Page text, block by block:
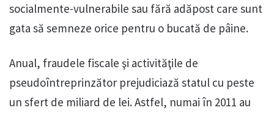
socialmente-vulnerabile sau fără adăpost care sunt
gata să semneze orice pentru o bucată de pâine.
Anual, fraudele fiscale şi activităţile de
pseudoîntreprinzător prejudiciază statul cu peste
un sfert de miliard de lei. Astfel, numai în 2011 au